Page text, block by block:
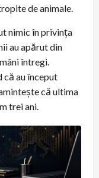
de animale.
nimic în privința
au apărut din
întregi.
au început
că ultima
trei ani.